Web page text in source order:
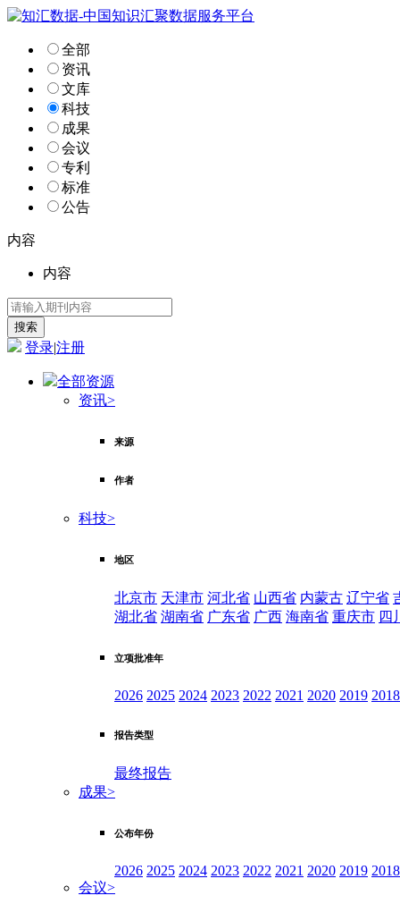
全部
资讯
文库
科技
成果
会议
专利
标准
公告
内容
内容
登录|注册
全部资源
资讯>
来源
作者
科技>
地区
北京市 天津市 河北省 山西省 内蒙古 辽宁省
湖北省 湖南省 广东省 广西 海南省 重庆市 四
立项批准年
2026 2025 2024 2023 2022 2021 2020 2019 2018
报告类型
最终报告
成果>
公布年份
2026 2025 2024 2023 2022 2021 2020 2019 2018
会议>